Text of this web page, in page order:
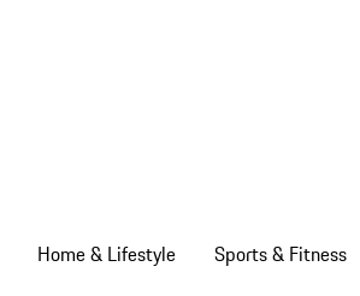
Home & Lifestyle Sports & Fitness